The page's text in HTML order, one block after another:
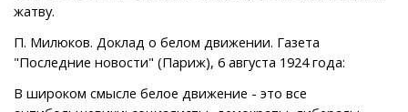
жатву.
П. Милюков. Доклад о белом движении. Газета
"Последние новости" (Париж), 6 августа 1924 года:
В широком смысле белое движение - это все